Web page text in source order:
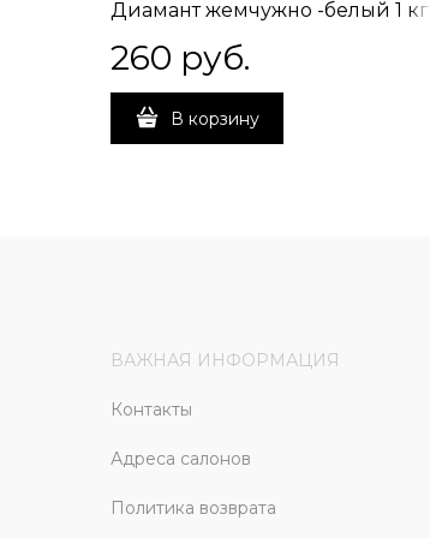
Диамант жемчужно -белый 1 кг
260 руб.
В корзину
ВАЖНАЯ ИНФОРМАЦИЯ
Контакты
Адреса салонов
Политика возврата